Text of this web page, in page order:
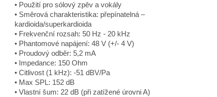
• Použití pro sólový zpěv a vokály
• Směrová charakteristika: přepínatelná –
kardioida/superkardioida
• Frekvenční rozsah: 50 Hz - 20 kHz
• Phantomové napájení: 48 V (+/- 4 V)
• Proudový odběr: 5,2 mA
• Impedance: 150 Ohm
• Citlivost (1 kHz): -51 dBV/Pa
• Max SPL: 152 dB
• Vlastní šum: 22 dB (při zatížené úrovni A)